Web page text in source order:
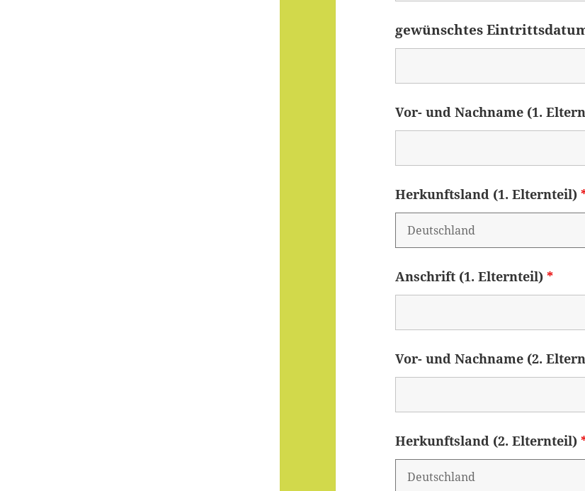
gewünschtes
Vor- und Nachname (1.
Herkunftsland (1. Elternteil)
Anschrift (1. Elternteil)*
Vor- und Nachname (2.
Herkunftsland (2. Elternteil)